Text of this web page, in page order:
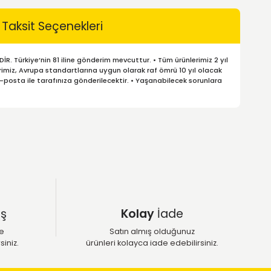
Ürünü Paylaş:
kargo ÜCRETSİZDİR. Türkiye’nin 81 iline
yapabilirsiniz. • Lastiklerimiz, Avrupa standartlarına
en geç 48 saat içerisinde e-posta ile tarafınıza